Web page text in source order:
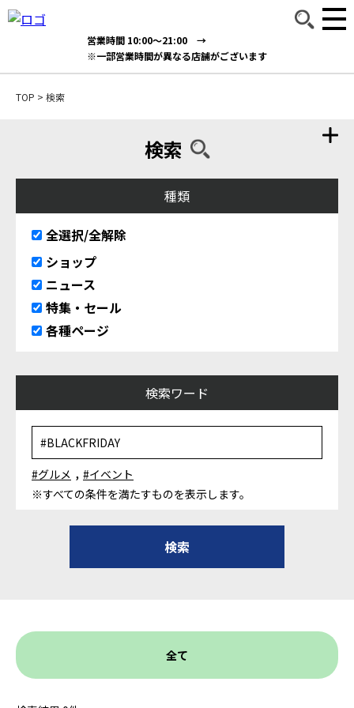
営業時間 10:00～21:00 →
※一部営業時間が異なる店舗がございます
TOP > 検索
検索
種類
全選択/全解除
ショップ
ニュース
特集・セール
各種ページ
検索ワード
#グルメ , #イベント
※すべての条件を満たすものを表示します。
全て